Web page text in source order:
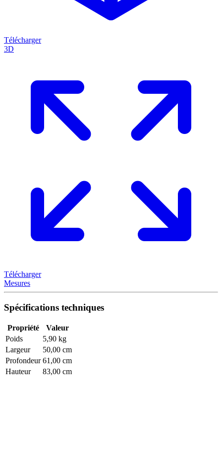
Télécharger
3D
Télécharger
Mesures
Spécifications techniques
Propriété
Valeur
Poids
5,90 kg
Largeur
50,00 cm
Profondeur 61,00 cm
Hauteur
83,00 cm